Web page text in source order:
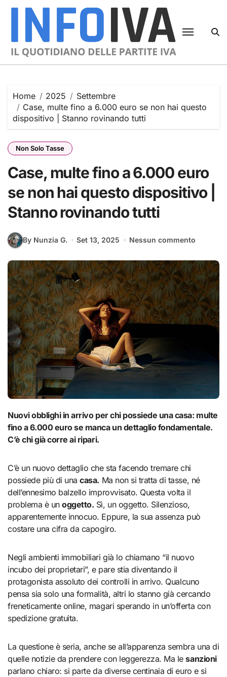
Skip
Home 2025
Settembre
Case, multe fino a 6.000 euro se non hai questo
dispositivo | Stanno rovinando tutti
Non Solo Tasse
Case, multe fino a 6.000 euro
se non hai questo dispositivo |
Stanno rovinando tutti
By Nunzia G. Set 13, 2025 Nessun commento
Nuovi obblighi in arrivo per chi possiede una casa: multe
fino a 6.000 euro se manca un dettaglio fondamentale.
C’è chi già corre ai ripari.
C’è un nuovo dettaglio che sta facendo tremare chi
possiede più di unacasa. Ma non si tratta di tasse, né
dell’ennesimo balzello improvvisato. Questa volta il
problema è unoggetto. Sì, un oggetto. Silenzioso,
apparentemente innocuo. Eppure, la sua assenza può
costare una cifra da capogiro.
Negli ambienti immobiliari già lo chiamano “il nuovo
incubo dei proprietari”, e pare stia diventando il
protagonista assoluto dei controlli in arrivo. Qualcuno
pensa sia solo una formalità, altri lo stanno già cercando
freneticamente online, magari sperando in un’offerta con
spedizione gratuita.
La questione è seria, anche se all’apparenza sembra una di
quelle notizie da prendere con leggerezza. Ma lesanzioni
parlano chiaro: si parte da diverse centinaia di euro e si